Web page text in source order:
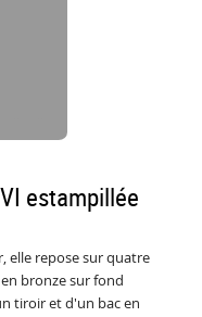
estampillée
elle repose sur quatre
bronze sur fond
tiroir et d'un bac en